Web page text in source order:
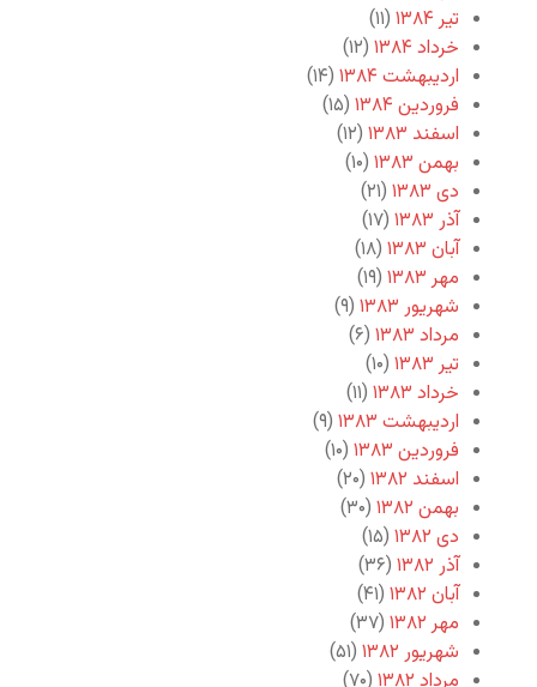
تیر ۱۳۸۴
(۱۱)
خرداد ۱۳۸۴
(۱۲)
اردیبهشت ۱۳۸۴
(۱۴)
فروردین ۱۳۸۴
(۱۵)
اسفند ۱۳۸۳
(۱۲)
بهمن ۱۳۸۳
(۱۰)
دی ۱۳۸۳
(۲۱)
آذر ۱۳۸۳
(۱۷)
آبان ۱۳۸۳
(۱۸)
مهر ۱۳۸۳
(۱۹)
شهریور ۱۳۸۳
(۹)
مرداد ۱۳۸۳
(۶)
تیر ۱۳۸۳
(۱۰)
خرداد ۱۳۸۳
(۱۱)
اردیبهشت ۱۳۸۳
(۹)
فروردین ۱۳۸۳
(۱۰)
اسفند ۱۳۸۲
(۲۰)
بهمن ۱۳۸۲
(۳۰)
دی ۱۳۸۲
(۱۵)
آذر ۱۳۸۲
(۳۶)
آبان ۱۳۸۲
(۴۱)
مهر ۱۳۸۲
(۳۷)
شهریور ۱۳۸۲
(۵۱)